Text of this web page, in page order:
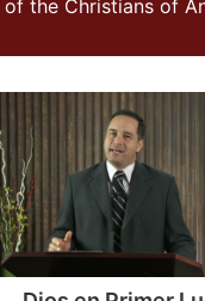
of the Christians of